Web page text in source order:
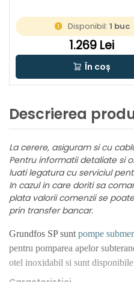
Disponibil: 1 buc
1.269 Lei
În coș
Descrierea
La cerere, asiguram si cu
Pentru informatii detaliate si
luati legatura cu serviciul
In cazul in care doriti sa
plata valorii comenzii se
prin transfer bancar.
Grundfos SP sunt pompe
pentru pomparea apelor
otel inoxidabil si sunt